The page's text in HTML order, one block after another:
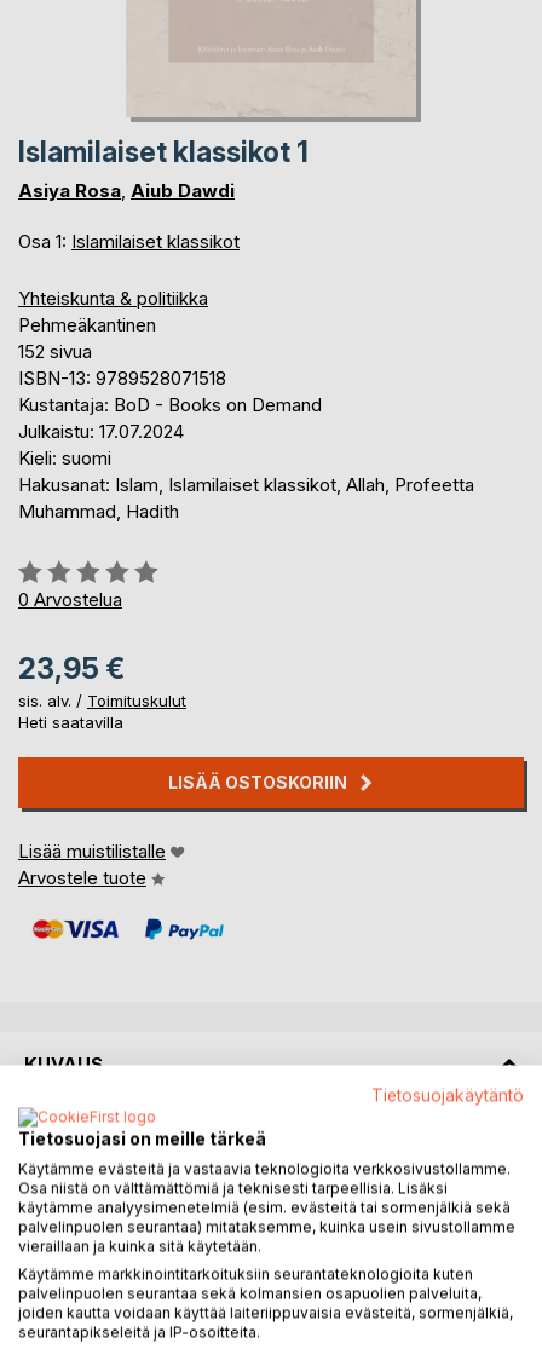
Islamilaiset klassikot 1
Asiya Rosa, Aiub Dawdi
Osa 1: Islamilaiset klassikot
Yhteiskunta & politiikka
Pehmeäkantinen
152 sivua
ISBN-13: 9789528071518
Kustantaja: BoD - Books on Demand
Julkaistu: 17.07.2024
Kieli: suomi
Hakusanat: Islam, Islamilaiset klassikot, Allah, Profeetta
Muhammad, Hadith
Arvostelu::
0%
0 Arvostelua
23,95 €
sis. alv. / Toimituskulut
Heti saatavilla
LISÄÄ OSTOSKORIIN
Lisää muistilistalle
Arvostele tuote
KUVAUS
Tämä Islamilaiset klassikot -kirjasarjan ensimmäinen osa
sisältää islamin uskonnon perusteita jokaiselle aloittelijalle.
Nämä klassiset teokset ovat tunnettujen islamin oppineiden
kirjoittamia töitä, jotka perustuvat Koraaniin ja sunnaan,
jotka ymmärretään varhaisajan muslimioppineiden
ymmärryksellä.
Kirjat sisältävät siteerauksia Koraanista, hadiitheista sekä
oppineiden lausunnoista.
Tietosuojakäytäntö
Tietosuojasi on meille tärkeä
Käytämme evästeitä ja vastaavia teknologioita verkkosivustollamme.
Osa niistä on välttämättömiä ja teknisesti tarpeellisia. Lisäksi
käytämme analyysimenetelmiä (esim. evästeitä tai sormenjälkiä sekä
palvelinpuolen seurantaa) mitataksemme, kuinka usein sivustollamme
vieraillaan ja kuinka sitä käytetään.
Käytämme markkinointitarkoituksiin seurantateknologioita kuten
palvelinpuolen seurantaa sekä kolmansien osapuolien palveluita,
joiden kautta voidaan käyttää laiteriippuvaisia evästeitä, sormenjälkiä,
seurantapikseleitä ja IP-osoitteita.